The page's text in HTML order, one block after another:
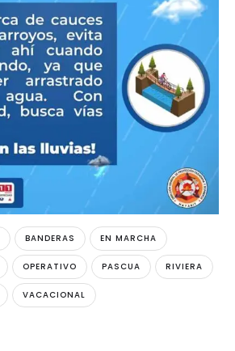
BANDERAS EN MARCHA
OPERATIVO PASCUA RIVIERA
VACACIONAL